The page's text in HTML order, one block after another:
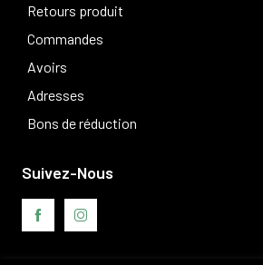
Retours produit
Commandes
Avoirs
Adresses
Bons de réduction
Suivez-Nous